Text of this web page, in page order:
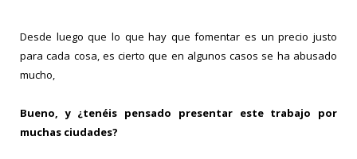
Desde luego que lo que hay que fomentar es un precio justo
para cada cosa, es cierto que en algunos casos se ha abusado
mucho,
Bueno, y ¿tenéis pensado presentar este trabajo por
muchas ciudades?